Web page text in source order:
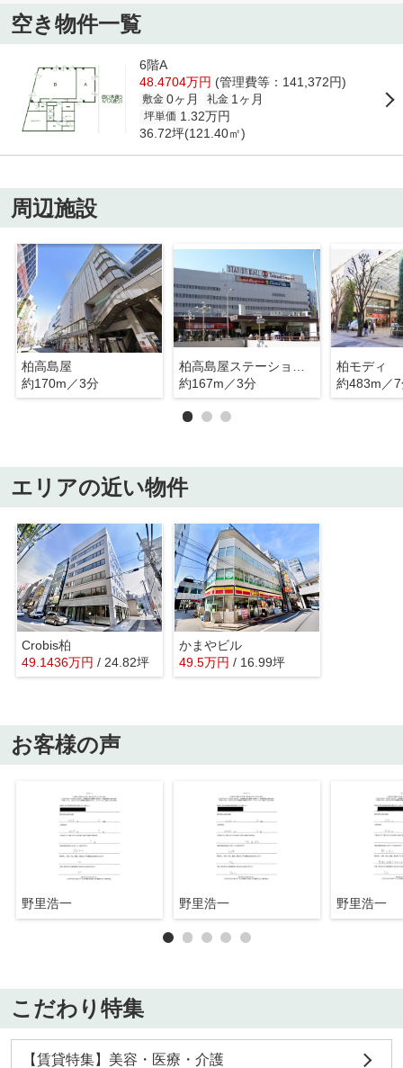
空き物件一覧
6階A
48.4704万円 (管理費等：141,372円)
敷金 0ヶ月 礼金 1ヶ月
坪単価 1.32万円
36.72坪(121.40㎡)
周辺施設
柏高島屋
約170m／3分
約167m／3分
柏モディ
約483m／
エリアの近い物件
Crobis柏
49.1436万円 / 24.82坪
かまやビル
49.5万円 / 16.99坪
お客様の声
野里浩一 野里浩一 野里浩一
こだわり特集
【賃貸特集】美容・医療・介護